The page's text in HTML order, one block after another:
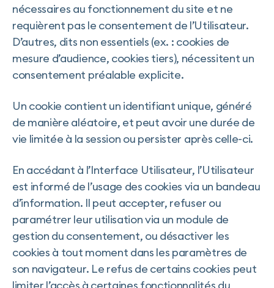
nécessaires au fonctionnement du site et ne
requièrent pas le consentement de l’Utilisateur.
D’autres, dits non essentiels (ex. : cookies de
mesure d’audience, cookies tiers), nécessitent un
consentement préalable explicite.
Un cookie contient un identifiant unique, généré
de manière aléatoire, et peut avoir une durée de
vie limitée à la session ou persister après celle-ci.
En accédant à l’Interface Utilisateur, l’Utilisateur
est informé de l’usage des cookies via un bandeau
d’information. Il peut accepter, refuser ou
paramétrer leur utilisation via un module de
gestion du consentement, ou désactiver les
cookies à tout moment dans les paramètres de
son navigateur. Le refus de certains cookies peut